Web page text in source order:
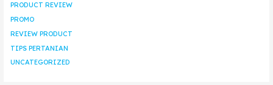
PRODUCT REVIEW
PROMO
REVIEW PRODUCT
TIPS PERTANIAN
UNCATEGORIZED